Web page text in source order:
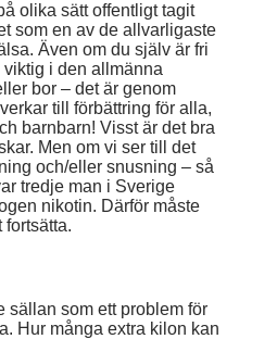
olika sätt offentligt tagit
som en av de allvarligaste
Även om du själv är fri
i den allmänna
bor – det är genom
till förbättring för alla,
barnbarn! Visst är det bra
Men om vi ser till det
och/eller snusning – så
tredje man i Sverige
nikotin. Därför måste
fortsätta.
sällan som ett problem för
Hur många extra kilon kan